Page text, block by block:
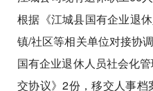
根据《江城县国有企业退
镇/社区等相关单位对接协
国有企业退休人员社会化
交协议》2份，移交人事档